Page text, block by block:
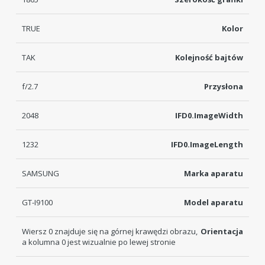
Kolor
TRUE
Kolejność bajtów
TAK
Przysłona
f/2.7
IFD0.ImageWidth
2048
IFD0.ImageLength
1232
Marka aparatu
SAMSUNG
Model aparatu
GT-I9100
Orientacja
Wiersz 0 znajduje się na górnej krawędzi obrazu,
a kolumna 0 jest wizualnie po lewej stronie